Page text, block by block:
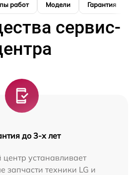
работ Модели Гарантия
сервис-
до 3-х лет
устанавливает
запчасти техники LG и